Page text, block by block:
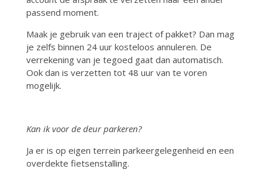
passend moment.
Maak je gebruik van een traject of pakket? Dan mag
je zelfs binnen 24 uur kosteloos annuleren. De
verrekening van je tegoed gaat dan automatisch.
Ook dan is verzetten tot 48 uur van te voren
mogelijk.
Kan ik voor de deur parkeren?
Ja er is op eigen terrein parkeergelegenheid en een
overdekte fietsenstalling.